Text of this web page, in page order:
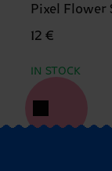
Pixel Flower
12 €
IN STOCK